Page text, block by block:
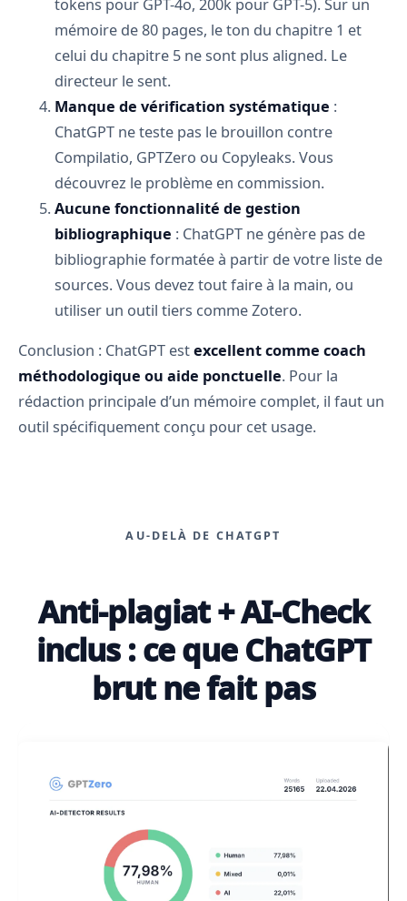
tokens pour GPT-4o, 200k pour GPT-5). Sur un
mémoire de 80 pages, le ton du chapitre 1 et
celui du chapitre 5 ne sont plus aligned. Le
directeur le sent.
Manque de vérification systématique :
ChatGPT ne teste pas le brouillon contre
Compilatio, GPTZero ou Copyleaks. Vous
découvrez le problème en commission.
Aucune fonctionnalité de gestion
bibliographique : ChatGPT ne génère pas de
bibliographie formatée à partir de votre liste de
sources. Vous devez tout faire à la main, ou
utiliser un outil tiers comme Zotero.
Conclusion : ChatGPT estexcellent comme coach
méthodologique ou aide ponctuelle. Pour la
rédaction principale d’un mémoire complet, il faut un
outil spécifiquement conçu pour cet usage.
AU-DELÀ DE CHATGPT
Anti-plagiat + AI-Check
inclus : ce que ChatGPT
brut ne fait pas